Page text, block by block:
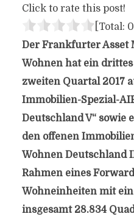
Click to rate this post!
[Total: 0
Der Frankfurter Asset
Wohnen hat ein
zweiten Quartal 2017
Immobilien-Spezial-
Deutschland V“ sowie
den offenen
Wohnen Deutschland
Rahmen eines
Wohneinheiten mit
insgesamt 28.834